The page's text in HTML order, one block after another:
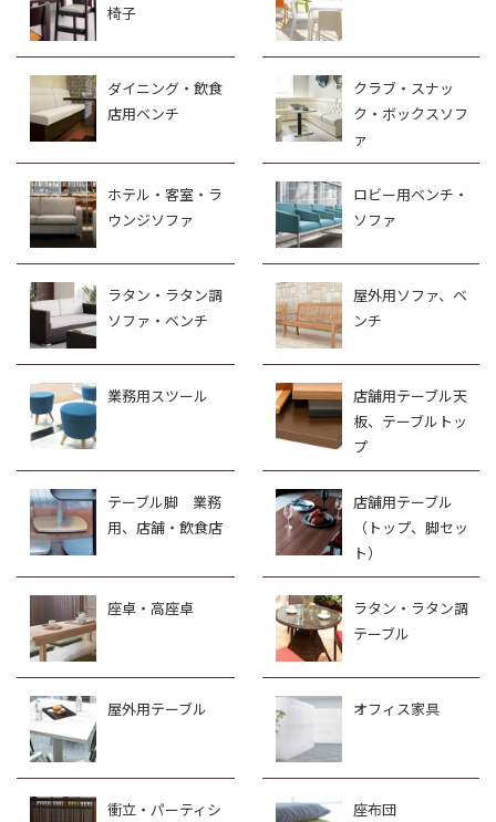
椅子
ダイニング・飲食
店用ベンチ
クラブ・スナッ
ク・ボックスソフ
ァ
ホテル・客室・ラ
ウンジソファ
ロビー用ベンチ・
ソファ
ラタン・ラタン調
ソファ・ベンチ
屋外用ソファ、ベ
ンチ
業務用スツール
店舗用テーブル天
板、テーブルトッ
プ
テーブル脚 業務
用、店舗・飲食店
店舗用テーブル
（トップ、脚セッ
ト）
座卓・高座卓
ラタン・ラタン調
テーブル
屋外用テーブル オフィス家具
衝立・パーティシ
座布団